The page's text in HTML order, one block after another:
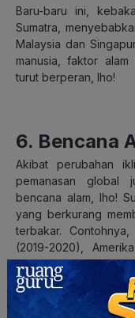
Baru-baru ini,
Sumatra,
Malaysia dan
manusia, faktor
turut berperan, lho!
6. Bencana
Akibat perubahan
pemanasan global
bencana alam, lho!
yang berkurang
terbakar.
(2019-2020),
tahun 2023.
Pemanasan laut
yang lebih kuat.